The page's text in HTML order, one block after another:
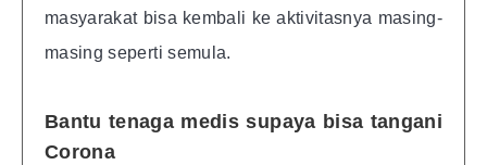
masyarakat bisa kembali ke aktivitasnya masing-
masing seperti semula.
Bantu tenaga medis supaya bisa tangani
Corona